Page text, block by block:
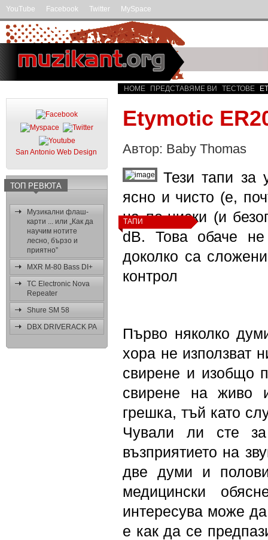
YouTube Facebook Twitter MySpace
San Antonio Web Design
ТОП РЕВЮТА
Музикални флаш-
карти ... или „Как да
научим нотите
лесно, бързо и
приятно”
MXR M-80 Bass DI+
TC Electronic Nova
Repeater
Shure SM 58
DBX DRIVERACK PA
HOME ПРЕДСТАВЯМЕ ВИ ТЕСТОВЕ
Etymotic
Автор: Baby Thomas
ТАПИ
Тези тапи за
ясно и чисто (е,
на по-ниски (и
dB. Това обаче
доколко са
контрол
Първо няколко
хора не използват
свирене и изобщо
свирене на живо
грешка, тъй като
Чували ли сте
възприятието на
две думи и
медицински
интересува може
е как да се